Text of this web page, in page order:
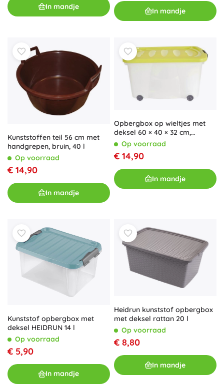
In mandje In mandje
Kunststoffen teil 56 cm met
handgrepen, bruin, 40 l
Op voorraad
€ 14,90
In mandje
Opbergbox op wieltjes met
deksel 60 × 40 × 32 cm,
kunststof
Op voorraad
€ 14,90
In mandje
Kunststof opbergbox met
deksel HEIDRUN 14 l
Op voorraad
€ 5,90
In mandje
Heidrun kunststof opbergbox
met deksel rattan 20 l
Op voorraad
€ 8,80
In mandje